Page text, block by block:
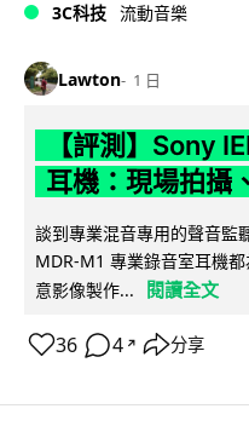
3C科技 流動音樂
Lawton 1 日
【評測】Sony
耳機：現場拍攝
談到專業混音專用的聲音監
MDR-M1 專業錄音室耳機
意影像製作...
閱讀全文
36 4 ↗ 分享